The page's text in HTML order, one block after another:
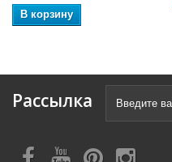
В корзину
Рассылка